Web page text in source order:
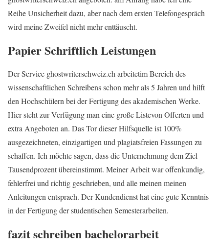
Reihe Unsicherheit dazu, aber nach dem ersten Telefongespräch
wird meine Zweifel nicht mehr enttäuscht.
Papier Schriftlich Leistungen
Der Service ghostwriterschweiz.ch arbeitetim Bereich des
wissenschaftlichen Schreibens schon mehr als 5 Jahren und hilft
den Hochschülern bei der Fertigung des akademischen Werke.
Hier steht zur Verfügung man eine große Listevon Offerten und
extra Angeboten an. Das Tor dieser Hilfsquelle ist 100%
ausgezeichneten, einzigartigen und plagiatsfreien Fassungen zu
schaffen. Ich möchte sagen, dass die Unternehmung dem Ziel
Tausendprozent übereinstimmt. Meiner Arbeit war offenkundig,
fehlerfrei und richtig geschrieben, und alle meinen meinen
Anleitungen entsprach. Der Kundendienst hat eine gute Kenntnis
in der Fertigung der studentischen Semesterarbeiten.
fazit schreiben bachelorarbeit